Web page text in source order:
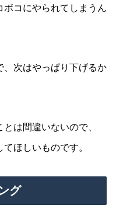
ボコにやられてしまうん
、次はやっぱり下げるか
は間違いないので、
ほしいものです。
グ